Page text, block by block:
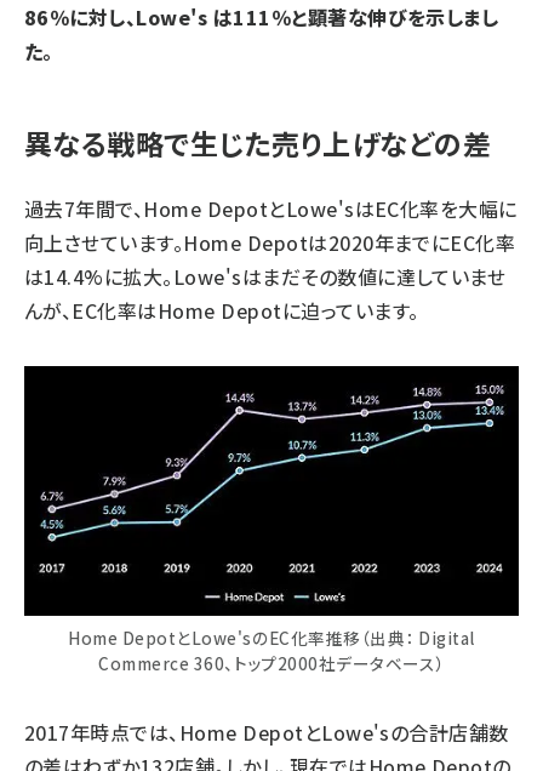
86％に対し、Lowe's は111％と顕著な伸びを示しまし
た。
異なる戦略で生じた売り上げなどの差
過去7年間で、Home DepotとLowe'sはEC化率を大幅に
向上させています。Home Depotは2020年までにEC化率
は14.4%に拡大。Lowe'sはまだその数値に達していませ
んが、EC化率はHome Depotに迫っています。
Home DepotとLowe'sのEC化率推移（出典： Digital
Commerce 360、トップ2000社データベース）
2017年時点では、Home DepotとLowe'sの合計店舗数